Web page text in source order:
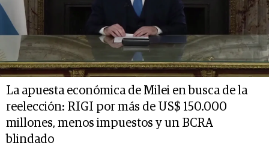
La apuesta económica de Milei en busca de la
reelección: RIGI por más de US$ 150.000
millones, menos impuestos y un BCRA
blindado